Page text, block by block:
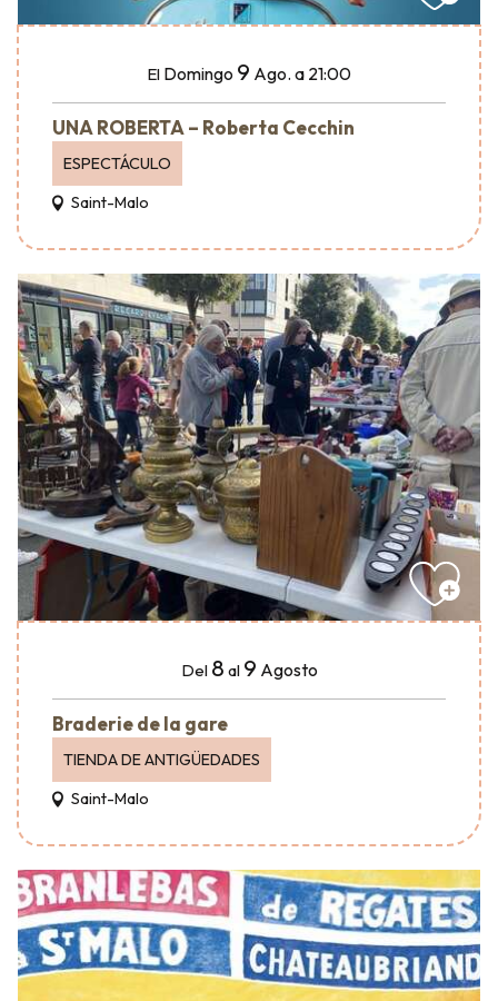
El Domingo 9 Ago. a 21:00
UNA ROBERTA – Roberta Cecchin
ESPECTÁCULO
Saint-Malo
Del 8 al 9 Agosto
Braderie de la gare
TIENDA DE ANTIGÜEDADES
Saint-Malo